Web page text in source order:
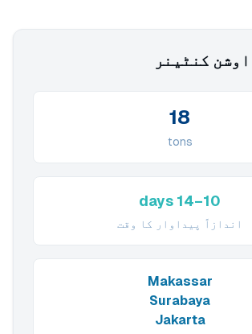
18
tons
10–14 days
اندازاً پیداوار کا وقت
Makassar
Surabaya
Jakarta